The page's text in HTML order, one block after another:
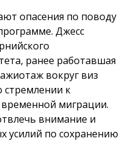
опасения по поводу
Джесс
ранее работавшая
вокруг виз
стремлении к
временной миграции.
внимание и
усилий по сохранению